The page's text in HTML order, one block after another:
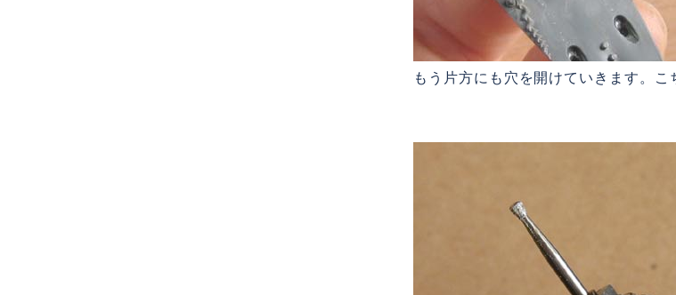
もう片方にも穴を開けていきます。こ